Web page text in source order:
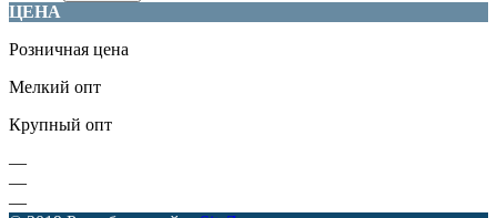
ЦЕНА
Розничная цена
Мелкий опт
Крупный опт
—
—
—